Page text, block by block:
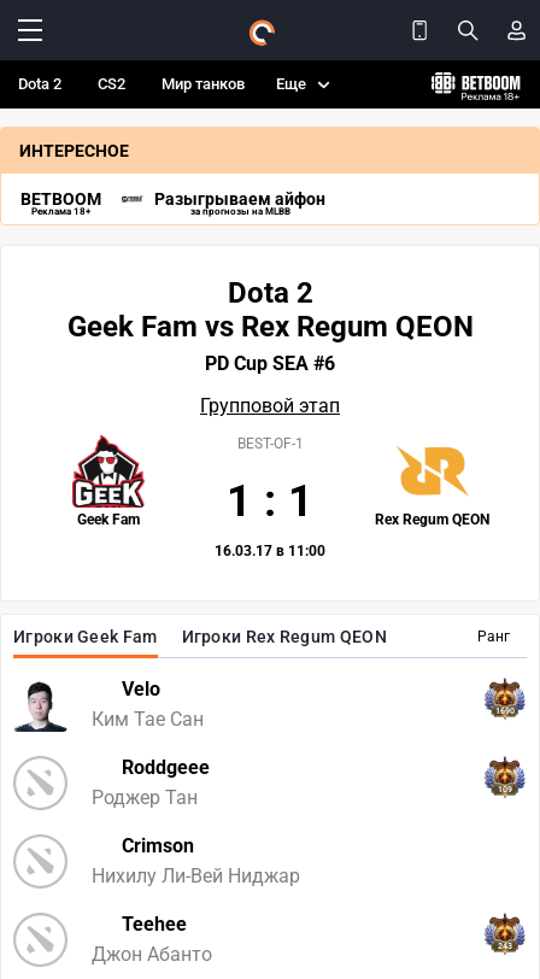
Dota 2 CS2 Мир танков Еще
ИНТЕРЕСНОЕ
BETBOOM
Реклама 18+
Разыгрываем айфон
за прогнозы на MLBB
Ранг
Игроки Geek Fam Игроки Rex Regum QEON
Velo
Ким Тае Сан
1690
Roddgeee
Роджер Тан
109
Crimson
Нихилу Ли-Вей Ниджар
Teehee
Джон Абанто
243
Dota 2
Geek Fam vs Rex Regum QEON
PD Cup SEA #6
Групповой этап
Geek Fam Rex Regum QEON
BEST-OF-1
1 : 1
16.03.17 в 11:00